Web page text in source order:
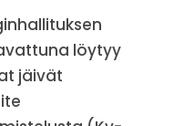
löytyy
jäivät